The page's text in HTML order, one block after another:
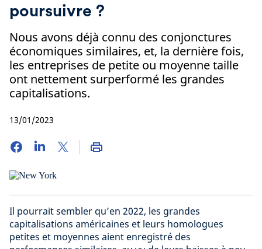
poursuivre ?
Nous avons déjà connu des conjonctures
économiques similaires, et, la dernière fois,
les entreprises de petite ou moyenne taille
ont nettement surperformé les grandes
capitalisations.
13/01/2023
Il pourrait sembler qu’en 2022, les grandes
capitalisations américaines et leurs homologues
petites et moyennes aient enregistré des